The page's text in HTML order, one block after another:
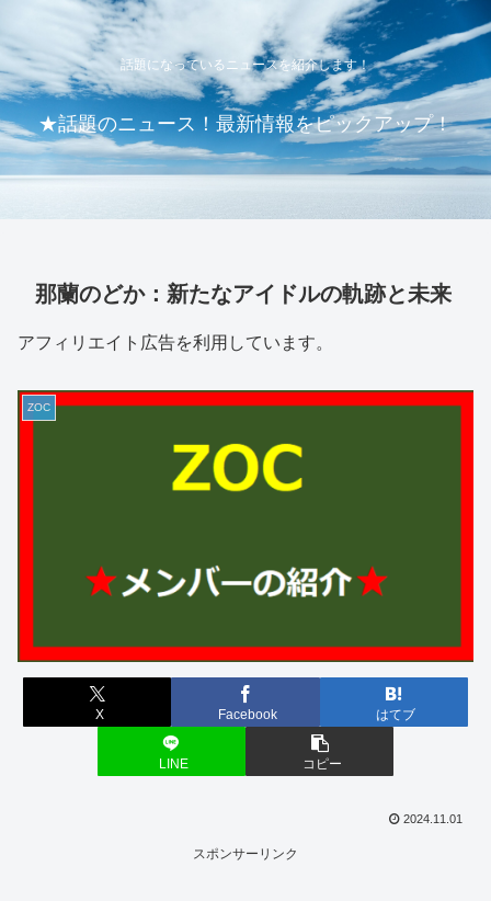
話題になっているニュースを紹介します！
★話題のニュース！最新情報をピックアップ！
那蘭のどか：新たなアイドルの軌跡と未来
アフィリエイト広告を利用しています。
ZOC
X Facebook はてブ
LINE コピー
2024.11.01
スポンサーリンク